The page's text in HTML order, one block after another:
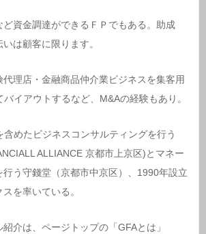
資金調達ができるＦＰでもある。助成
は顧客に限ります。
代理店・金融商品仲介業ビジネスを集客用
イアウトするなど、M&Aの経験もあり。
めたビジネスコンサルティングを行う
ALLIANCE 京都市上京区)とマネー
行う守錢堂（京都市中京区）、1990年設立
を率いている。
介は、ページトップの「GFAとは」